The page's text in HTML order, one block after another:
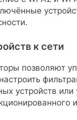
к сети
позволяют
устройств